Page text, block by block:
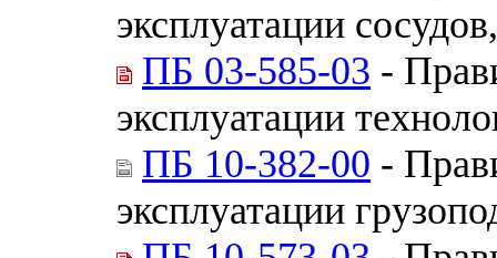
эксплуатации
ПБ 03-585-03 -
эксплуатации
ПБ 10-382-00 -
эксплуатации